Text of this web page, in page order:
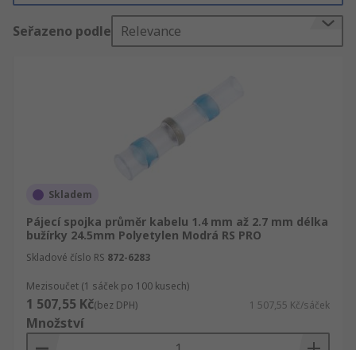
nabízíme Mechanické součásti, Nářadí a
skladování nářadí, příslušenství a náhradní díly. S
Seřazeno podle Relevance
Skladem
Pájecí spojka průměr kabelu 1.4 mm až 2.7 mm délka
bužírky 24.5mm Polyetylen Modrá RS PRO
Skladové číslo RS 872-6283
Mezisoučet (1 sáček po 100 kusech)
1 507,55 Kč(bez DPH) 1 507,55 Kč/sáček
Množství